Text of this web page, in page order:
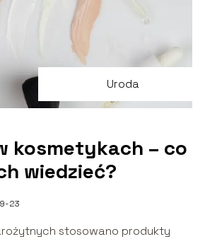
Uroda
kosmetykach – co
wiedzieć?
23
stosowano produkty